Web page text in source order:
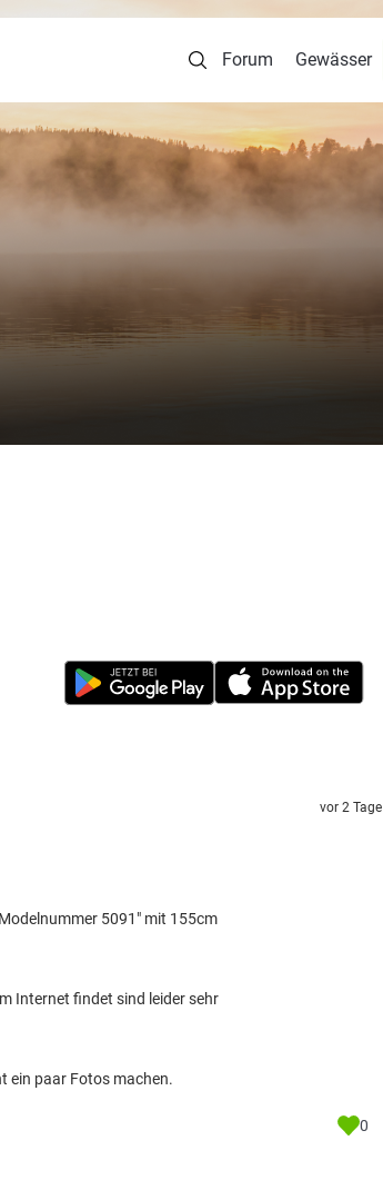
Forum Gewässer
5091" mit 155cm
Internet findet sind leider sehr
ein paar Fotos machen.
vor 2 Tage
0